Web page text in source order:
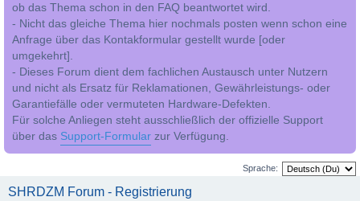
ob das Thema schon in den FAQ beantwortet wird.
- Nicht das gleiche Thema hier nochmals posten wenn schon eine
Anfrage über das Kontakformular gestellt wurde [oder
umgekehrt].
- Dieses Forum dient dem fachlichen Austausch unter Nutzern
und nicht als Ersatz für Reklamationen, Gewährleistungs- oder
Garantiefälle oder vermuteten Hardware-Defekten.
Für solche Anliegen steht ausschließlich der offizielle Support
über das Support-Formular zur Verfügung.
Sprache:
SHRDZM Forum - Registrierung